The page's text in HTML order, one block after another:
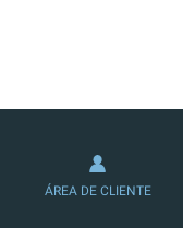
ÁREA DE CLIENTE